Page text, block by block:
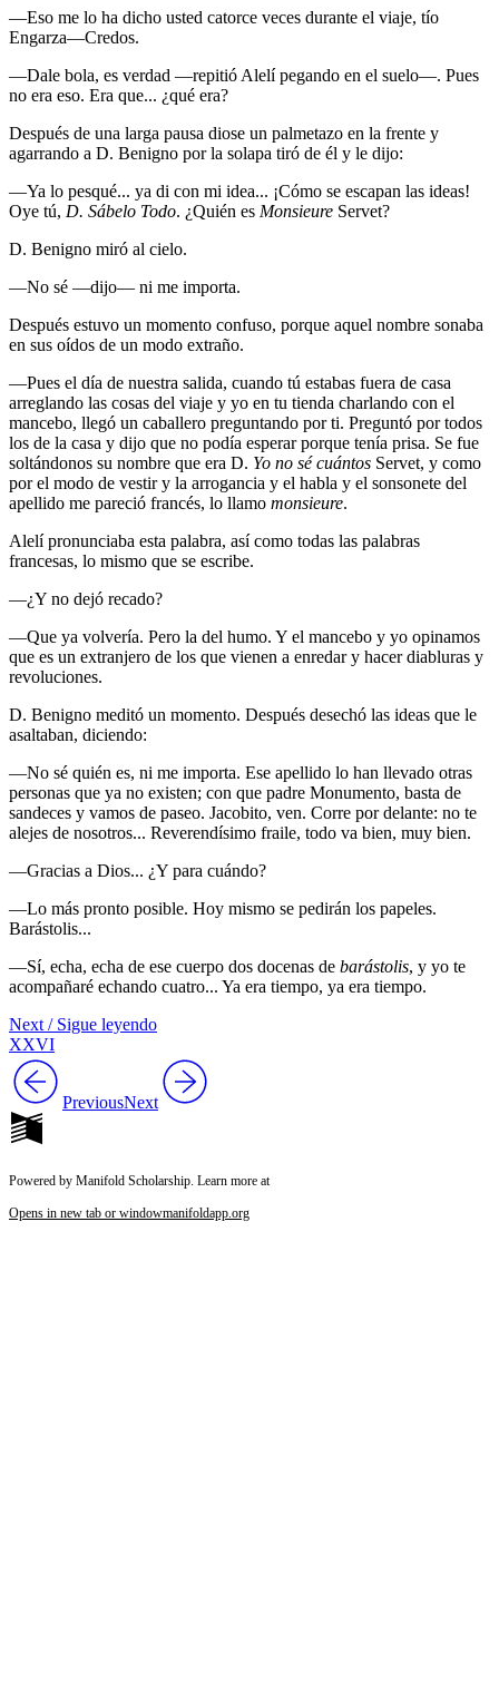
—Eso me lo ha dicho usted catorce veces durante el viaje, tío
Engarza—Credos.
—Dale bola, es verdad —repitió Alelí pegando en el suelo—. Pues
no era eso. Era que... ¿qué era?
Después de una larga pausa diose un palmetazo en la frente y
agarrando a D. Benigno por la solapa tiró de él y le dijo:
—Ya lo pesqué... ya di con mi idea... ¡Cómo se escapan las ideas!
Oye tú, D. Sábelo Todo. ¿Quién es Monsieure Servet?
D. Benigno miró al cielo.
—No sé —dijo— ni me importa.
Después estuvo un momento confuso, porque aquel nombre sonaba
en sus oídos de un modo extraño.
—Pues el día de nuestra salida, cuando tú estabas fuera de casa
arreglando las cosas del viaje y yo en tu tienda charlando con el
mancebo, llegó un caballero preguntando por ti. Preguntó por todos
los de la casa y dijo que no podía esperar porque tenía prisa. Se fue
soltándonos su nombre que era D. Yo no sé cuántos Servet, y como
por el modo de vestir y la arrogancia y el habla y el sonsonete del
apellido me pareció francés, lo llamo monsieure.
Alelí pronunciaba esta palabra, así como todas las palabras
francesas, lo mismo que se escribe.
—¿Y no dejó recado?
—Que ya volvería. Pero la del humo. Y el mancebo y yo opinamos
que es un extranjero de los que vienen a enredar y hacer diabluras y
revoluciones.
D. Benigno meditó un momento. Después desechó las ideas que le
asaltaban, diciendo:
—No sé quién es, ni me importa. Ese apellido lo han llevado otras
personas que ya no existen; con que padre Monumento, basta de
sandeces y vamos de paseo. Jacobito, ven. Corre por delante: no te
alejes de nosotros... Reverendísimo fraile, todo va bien, muy bien.
—Gracias a Dios... ¿Y para cuándo?
—Lo más pronto posible. Hoy mismo se pedirán los papeles.
Barástolis...
—Sí, echa, echa de ese cuerpo dos docenas de barástolis, y yo te
acompañaré echando cuatro... Ya era tiempo, ya era tiempo.
Next / Sigue leyendo
XXVI
PreviousNext
Powered by Manifold Scholarship. Learn more at
Opens in new tab or windowmanifoldapp.org